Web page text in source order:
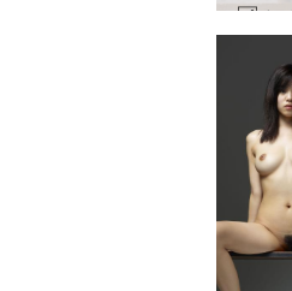
카로